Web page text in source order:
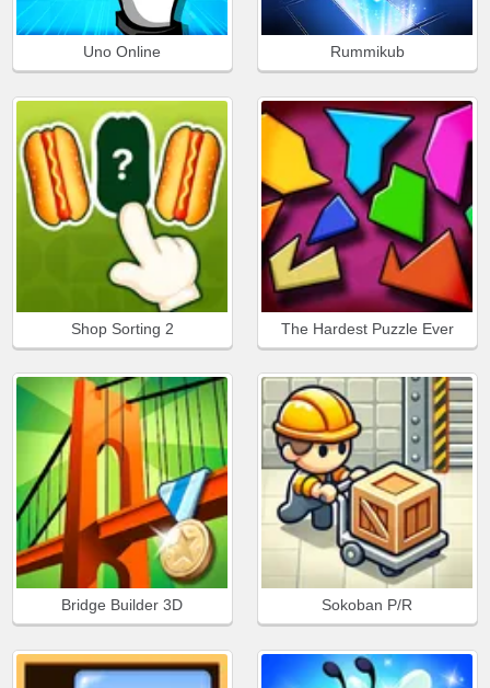
Uno Online Rummikub
Shop Sorting 2 The Hardest Puzzle Ever
Bridge Builder 3D Sokoban P/R